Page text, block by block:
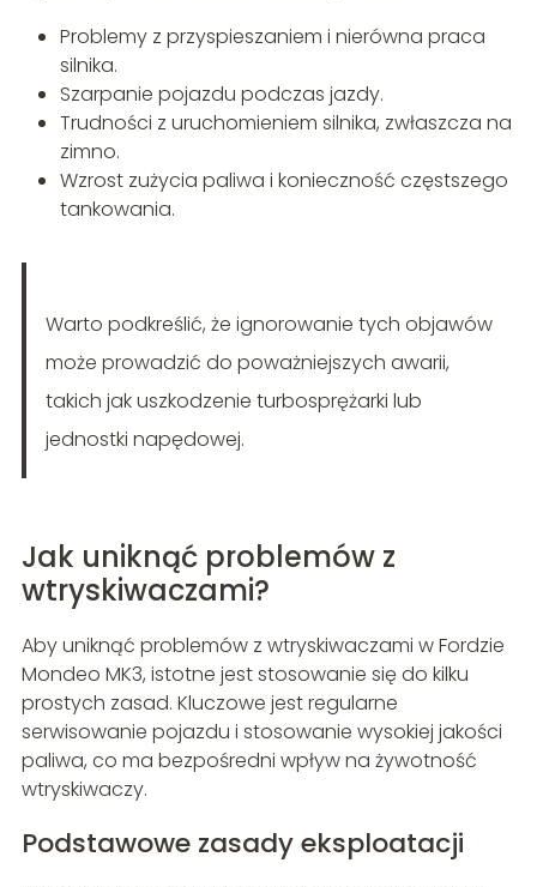
Problemy z przyspieszaniem i nierówna praca
silnika.
Szarpanie pojazdu podczas jazdy.
Trudności z uruchomieniem silnika, zwłaszcza na
zimno.
Wzrost zużycia paliwa i konieczność częstszego
tankowania.
Warto podkreślić, że ignorowanie tych objawów
może prowadzić do poważniejszych awarii,
takich jak uszkodzenie turbosprężarki lub
jednostki napędowej.
Jak uniknąć problemów z
wtryskiwaczami?
Aby uniknąć problemów z wtryskiwaczami w Fordzie
Mondeo MK3, istotne jest stosowanie się do kilku
prostych zasad. Kluczowe jest regularne
serwisowanie pojazdu i stosowanie wysokiej jakości
paliwa, co ma bezpośredni wpływ na żywotność
wtryskiwaczy.
Podstawowe zasady eksploatacji